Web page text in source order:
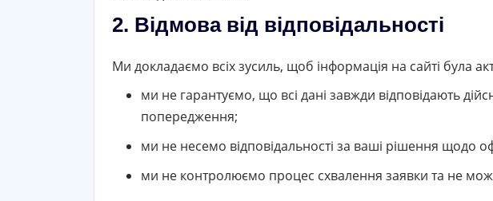
2. Відмова від відповідальності
Ми докладаємо всіх зусиль, щоб інформація на сайті була
ми не гарантуємо, що всі дані завжди відповідають
попередження;
ми не несемо відповідальності за ваші рішення щодо
ми не контролюємо процес схвалення заявки та не